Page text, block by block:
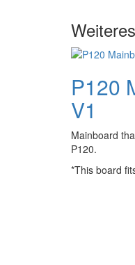
P120
V1
Mainboard
P120.
*This board